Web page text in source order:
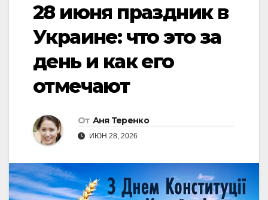
28 июня праздник в
Украине: что это за
день и как его
отмечают
От Аня Теренко
ИЮН 28, 2026